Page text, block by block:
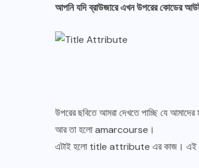
আপনি যদি ব্রাউজারে এখন উপরের কোডের
উপরের ছবিতে আমরা দেখতে পাচ্ছি যে
আর তা হলো amarcourse।
এটাই হলো title attribute এর কাজ।
JAVASCRIPT
JavaScript Statements